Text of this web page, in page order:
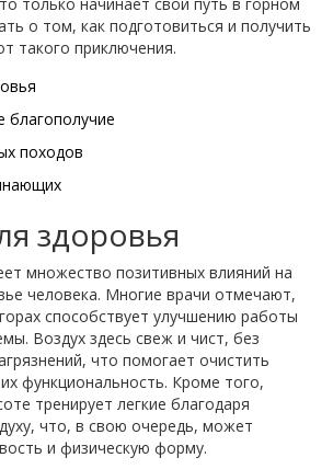
только начинает свой путь в горном
о том, как подготовиться и получить
такого приключения.
благополучие
походов
здоровья
множество позитивных влияний на
человека. Многие врачи отмечают,
способствует улучшению работы
Воздух здесь свеж и чист, без
что помогает очистить
функциональность. Кроме того,
тренирует легкие благодаря
что, в свою очередь, может
и физическую форму.